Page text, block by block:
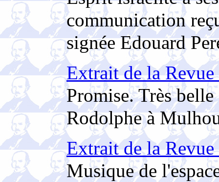
communication
signée Edouard
Extrait de la
Promise. Très
Rodolphe à
Extrait de la
Musique de